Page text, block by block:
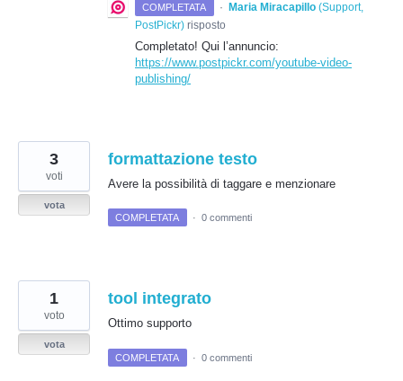
COMPLETATA · Maria Miracapillo (Support,
PostPickr) risposto
Completato! Qui l’annuncio:
https://www.postpickr.com/youtube-video-
publishing/
formattazione testo
Avere la possibilità di taggare e menzionare
3
voti
vota
COMPLETATA
· 0 commenti
tool integrato
Ottimo supporto
1
voto
vota
COMPLETATA
· 0 commenti